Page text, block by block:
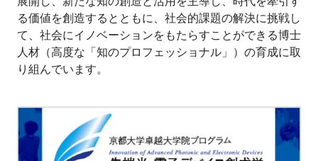
る価値を創造するとともに、社会的課題の解決に挑戦し
て、社会にイノベーションをもたらすことができる博士
人材（高度な「知のプロフェッショナル」）の育成に取
り組んでいます。